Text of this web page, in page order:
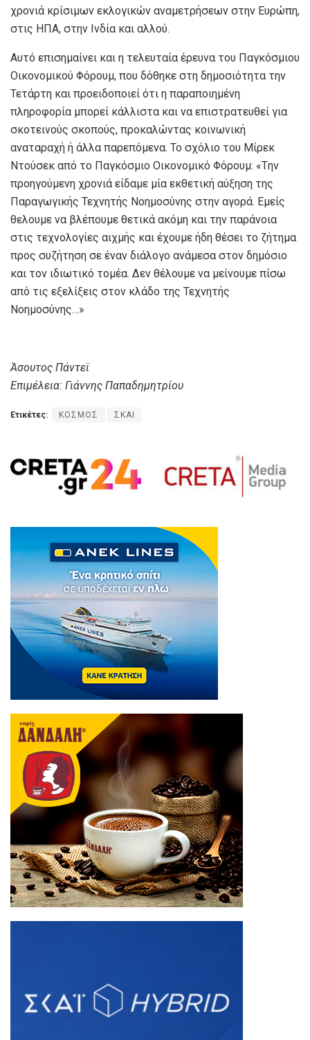
χρονιά κρίσιμων εκλογικών αναμετρήσεων στην Ευρώπη,
στις ΗΠΑ, στην Ινδία και αλλού.
Αυτό επισημαίνει και η τελευταία έρευνα του Παγκόσμιου
Οικονομικού Φόρουμ, που δόθηκε στη δημοσιότητα την
Τετάρτη και προειδοποιεί ότι η παραποιημένη
πληροφορία μπορεί κάλλιστα και να επιστρατευθεί για
σκοτεινούς σκοπούς, προκαλώντας κοινωνική
αναταραχή ή άλλα παρεπόμενα. Το σχόλιο του Μίρεκ
Ντούσεκ από το Παγκόσμιο Οικονομικό Φόρουμ: «Tην
προηγούμενη χρονιά είδαμε μία εκθετική αύξηση της
Παραγωγικής Τεχνητής Νοημοσύνης στην αγορά. Εμείς
θελουμε να βλέπουμε θετικά ακόμη και την παράνοια
στις τεχνολογίες αιχμής και έχουμε ήδη θέσει το ζήτημα
προς συζήτηση σε έναν διάλογο ανάμεσα στον δημόσιο
και τον ιδιωτικό τομέα. Δεν θέλουμε να μείνουμε πίσω
από τις εξελίξεις στον κλάδο της Τεχνητής
Νοημοσύνης…»
Άσουτος Πάντεϊ
Επιμέλεια: Γιάννης Παπαδημητρίου
Ετικέτες: ΚΟΣΜΟΣ ΣΚΑΙ